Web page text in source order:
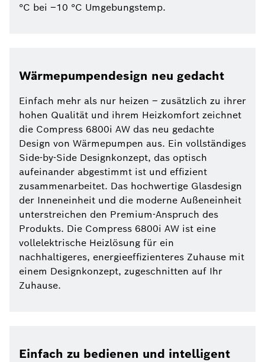
°C bei –10 °C Umgebungstemp.
Wärmepumpendesign neu gedacht
Einfach mehr als nur heizen – zusätzlich zu ihrer
hohen Qualität und ihrem Heizkomfort zeichnet
die Compress 6800i AW das neu gedachte
Design von Wärmepumpen aus. Ein vollständiges
Side-by-Side Designkonzept, das optisch
aufeinander abgestimmt ist und effizient
zusammenarbeitet. Das hochwertige Glasdesign
der Inneneinheit und die moderne Außeneinheit
unterstreichen den Premium-Anspruch des
Produkts. Die Compress 6800i AW ist eine
vollelektrische Heizlösung für ein
nachhaltigeres, energieeffizienteres Zuhause mit
einem Designkonzept, zugeschnitten auf Ihr
Zuhause.
Einfach zu bedienen und intelligent